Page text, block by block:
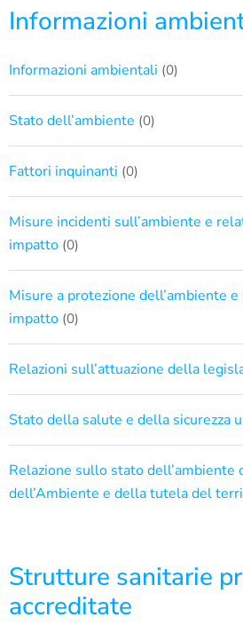
Informazioni
Informazioni ambientali (0)
Stato dell’ambiente (0)
Fattori inquinanti (0)
Misure incidenti sull’ambiente e
impatto (0)
Misure a protezione dell’ambiente
impatto (0)
Relazioni sull’attuazione della
Stato della salute e della sicurezza
Relazione sullo stato dell’ambiente
dell’Ambiente e della tutela del
Strutture sanitarie
accreditate